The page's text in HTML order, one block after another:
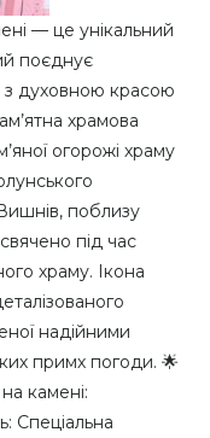
— це унікальний
поєднує
з духовною красою
храмова
огорожі храму
поблизу
під час
храму. Ікона
надійними
примх погоди. 🌟
камені:
Спеціальна